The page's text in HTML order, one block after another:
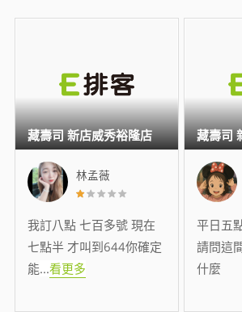
林孟薇
我訂八點 七百多號 現在
七點半 才叫到644你確定
能...看更多
藏壽司 新店威秀裕隆店
平日五
請問這
什麼
藏壽司